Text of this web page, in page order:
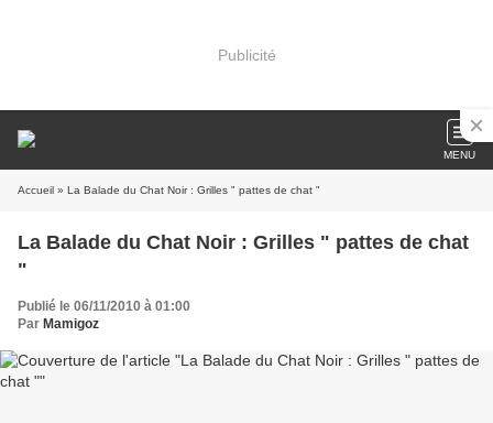
Publicité
MENU
Accueil » La Balade du Chat Noir : Grilles " pattes de chat "
La Balade du Chat Noir : Grilles " pattes de chat
"
Publié le 06/11/2010 à 01:00
Par Mamigoz